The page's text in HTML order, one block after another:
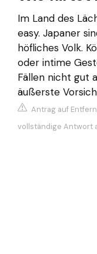
Im Land des
easy. Japaner
höfliches Volk.
oder intime
Fällen nicht gut
äußerste
Antrag auf
vollständige Antwort